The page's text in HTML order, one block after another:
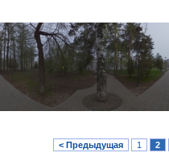
< Предыдущая 1 2